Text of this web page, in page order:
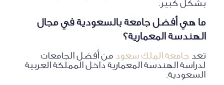
بشكل كبير.
ما هي أفضل جامعة بالسعودية في مجال
الهندسة المعمارية؟
تعد جامعة الملك سعود من أفضل الجامعات
لدراسة الهندسة المعمارية داخل المملكة العربية
السعودية.